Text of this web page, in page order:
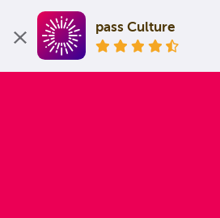
pass Culture